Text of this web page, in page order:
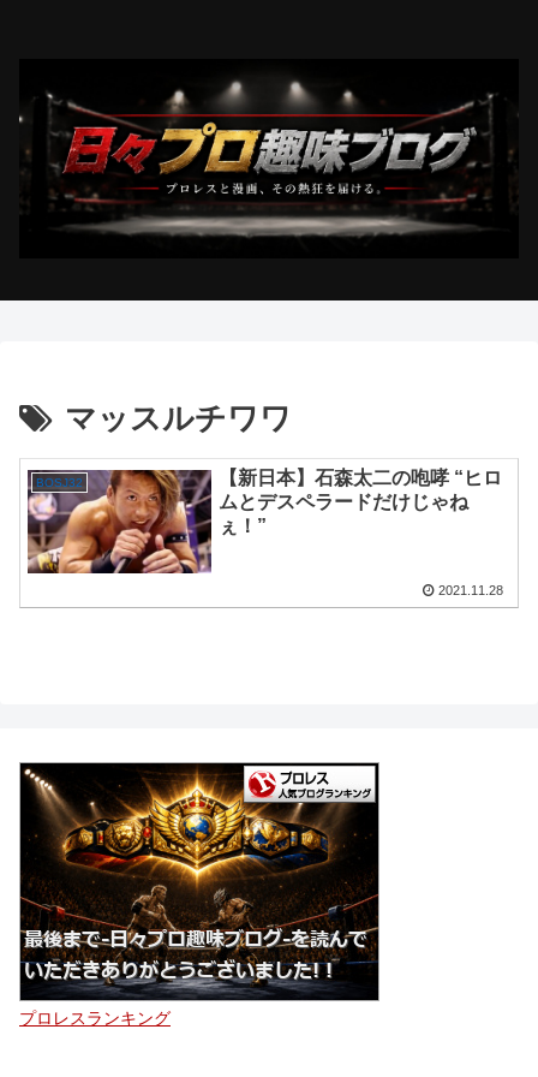
マッスルチワワ
BOSJ32
【新日本】石森太二の咆哮 “ヒロ
ムとデスペラードだけじゃね
ぇ！”
2021.11.28
プロレスランキング